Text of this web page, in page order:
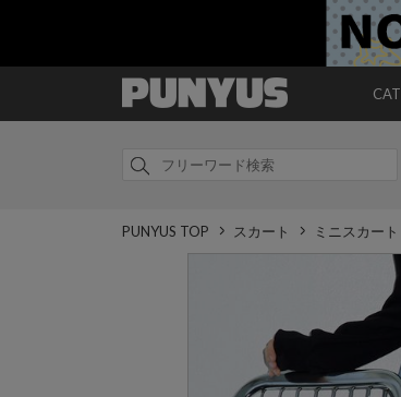
PUNYUS TOP スカート ミニスカート